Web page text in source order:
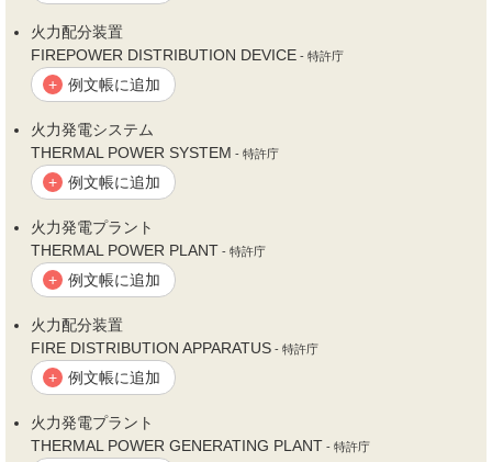
火力配分装置
FIREPOWER DISTRIBUTION DEVICE - 特許庁
+ 例文帳に追加
火力発電システム
THERMAL POWER SYSTEM - 特許庁
+ 例文帳に追加
火力発電プラント
THERMAL POWER PLANT - 特許庁
+ 例文帳に追加
火力配分装置
FIRE DISTRIBUTION APPARATUS - 特許庁
+ 例文帳に追加
火力発電プラント
THERMAL POWER GENERATING PLANT - 特許庁